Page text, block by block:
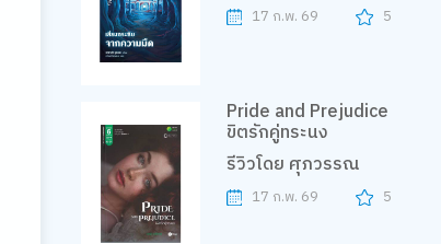
17 ก.พ. 69 5
Pride and Prejudice
ขิตรักคู่ทระนง
รีวิวโดย ศุภวรรณ
17 ก.พ. 69 5